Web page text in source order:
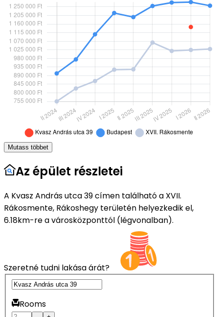
Mutass többet
Az épület részletei
A Kvasz András utca 39 címen található a XVII.
Rákosmente, Rákoshegy területén helyezkedik el,
6.18km-re a városközponttól (légvonalban).
Szeretné tudni lakása árát?
Rooms